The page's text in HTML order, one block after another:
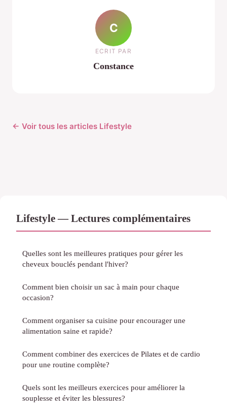
C
ECRIT PAR
Constance
← Voir tous les articles Lifestyle
Lifestyle — Lectures complémentaires
Quelles sont les meilleures pratiques pour gérer les
cheveux bouclés pendant l'hiver?
Comment bien choisir un sac à main pour chaque
occasion?
Comment organiser sa cuisine pour encourager une
alimentation saine et rapide?
Comment combiner des exercices de Pilates et de cardio
pour une routine complète?
Quels sont les meilleurs exercices pour améliorer la
souplesse et éviter les blessures?